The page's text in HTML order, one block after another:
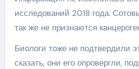
исследований 2018 года.
так же не признаются
Биологи тоже не подтвердили
сказать, они его опровергли,